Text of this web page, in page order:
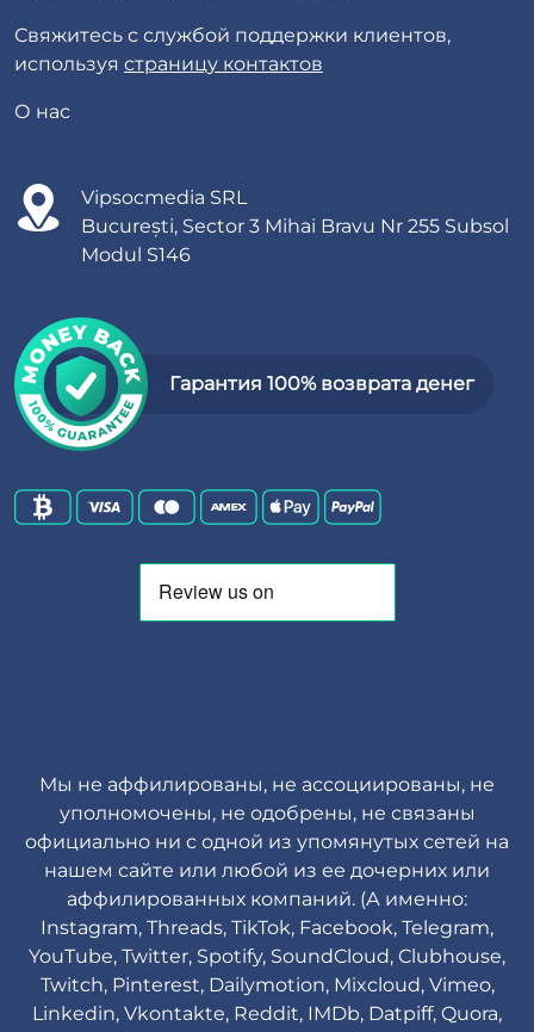
Свяжитесь с службой поддержки клиентов,
используя страницу контактов
О нас
Vipsocmedia SRL
București, Sector 3 Mihai Bravu Nr 255 Subsol
Modul S146
Гарантия 100% возврата денег
Мы не аффилированы, не ассоциированы, не
уполномочены, не одобрены, не связаны
официально ни с одной из упомянутых сетей на
нашем сайте или любой из ее дочерних или
аффилированных компаний. (А именно:
Instagram, Threads, TikTok, Facebook, Telegram,
YouTube, Twitter, Spotify, SoundCloud, Clubhouse,
Twitch, Pinterest, Dailymotion, Mixcloud, Vimeo,
Linkedin, Vkontakte, Reddit, IMDb, Datpiff, Quora,